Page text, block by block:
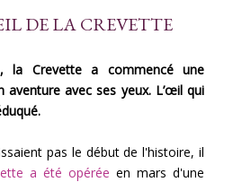
DE LA CREVETTE
la Crevette a commencé une
aventure avec ses yeux. L’œil qui
pas le début de l'histoire, il
a été opérée en mars d'une